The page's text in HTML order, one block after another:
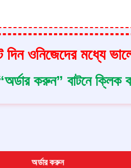
ওনিজেদের মধ্যে
করুন” বাটনে ক্লিক
অর্ডার করুন